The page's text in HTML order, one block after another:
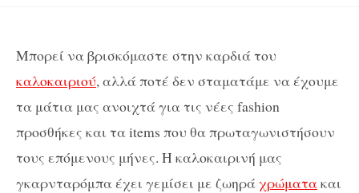
Μπορεί να βρισκόμαστε στην καρδιά του
καλοκαιριού, αλλά ποτέ δεν σταματάμε να έχουμε
τα μάτια μας ανοιχτά για τις νέες fashion
προσθήκες και τα items που θα πρωταγωνιστήσουν
τους επόμενους μήνες. Η καλοκαιρινή μας
γκαρνταρόμπα έχει γεμίσει με ζωηράχρώματακαι